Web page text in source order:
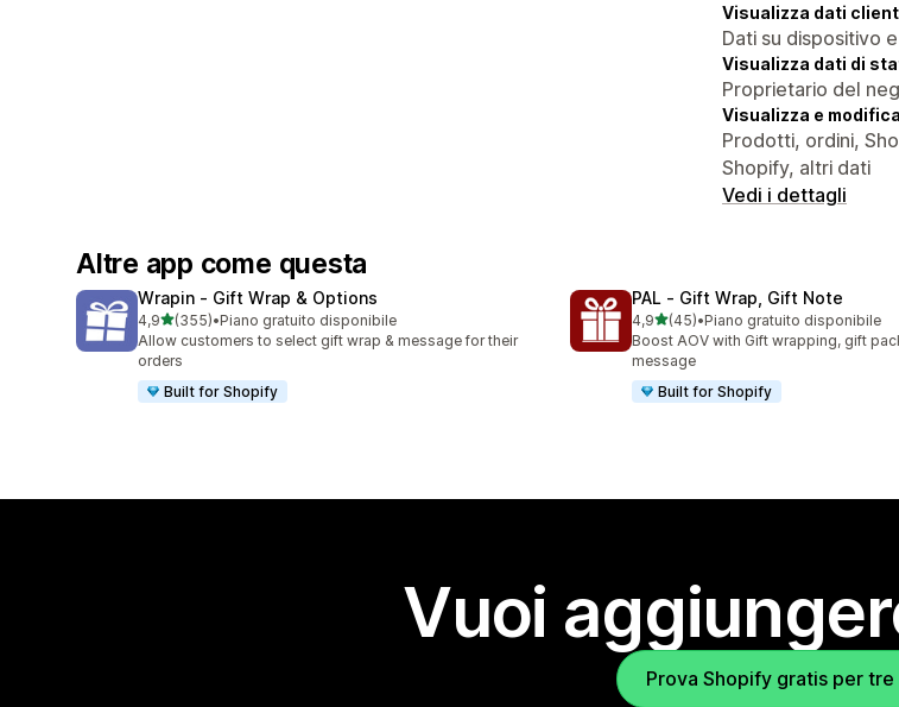
Visualizza dati
Dati su dispositivo
Visualizza dati di
Proprietario del
Visualizza e
Prodotti, ordini,
Shopify, altri dati
Vedi i dettagli
Altre app come questa
Wrapin ‑ Gift Wrap & Options
4,9stelle su 5
(355)
355 recensioni totali
•Piano gratuito disponibile
Allow customers to select gift wrap & message for their
orders
Built for Shopify
PAL ‑ Gift Wrap, Gift Note
4,9stelle su 5
(45)
45 recensioni totali
•Piano gratuito disponibile
Boost AOV with Gift wrapping, gift
message
Built for Shopify
Vuoi
Prova Shopify gratis per tre